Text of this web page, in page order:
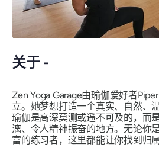
关于 -
Zen Yoga Garage由瑜伽爱好者
立。她梦想打造一个真实、自然、
瑜伽是高深莫测或遥不可及的，而
漓、令人精神振奋的地方。无论你
富的练习者，这里都能让你找到归